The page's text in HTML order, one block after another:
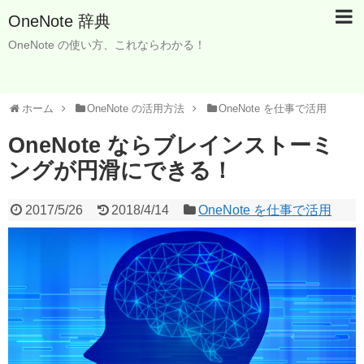
OneNote 辞典
OneNote の使い方、これならわかる！
ホーム OneNote の活用方法 OneNote を仕事で活用
OneNote ならブレインストーミ
ングが円滑にできる！
2017/5/26 2018/4/14 OneNote を仕事で活用